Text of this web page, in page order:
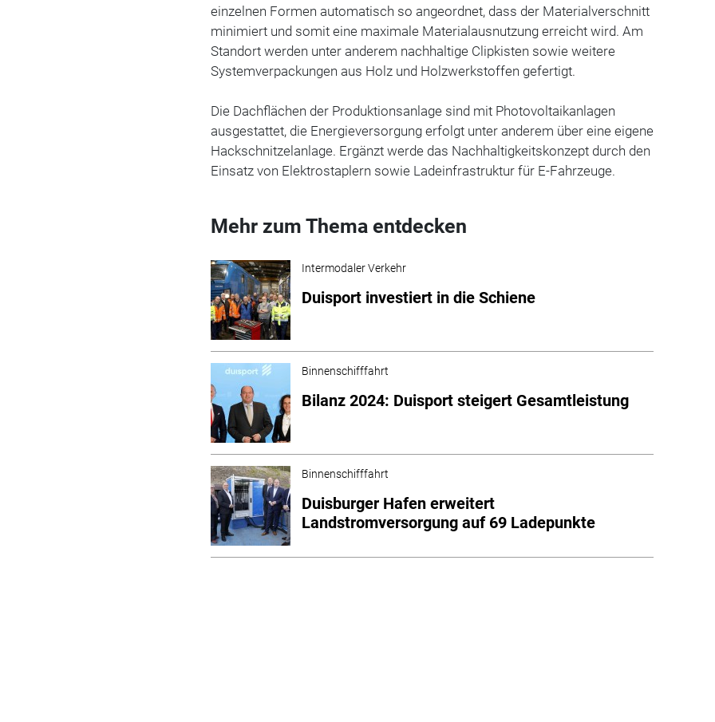
einzelnen Formen automatisch so angeordnet, dass der Materialverschnitt
minimiert und somit eine maximale Materialausnutzung erreicht wird. Am
Standort werden unter anderem nachhaltige Clipkisten sowie weitere
Systemverpackungen aus Holz und Holzwerkstoffen gefertigt.
Die Dachflächen der Produktionsanlage sind mit Photovoltaikanlagen
ausgestattet, die Energieversorgung erfolgt unter anderem über eine eigene
Hackschnitzelanlage. Ergänzt werde das Nachhaltigkeitskonzept durch den
Einsatz von Elektrostaplern sowie Ladeinfrastruktur für E-Fahrzeuge.
Mehr zum Thema entdecken
Intermodaler Verkehr
Duisport investiert in die Schiene
Binnenschifffahrt
Bilanz 2024: Duisport steigert Gesamtleistung
Binnenschifffahrt
Duisburger Hafen erweitert
Landstromversorgung auf 69 Ladepunkte